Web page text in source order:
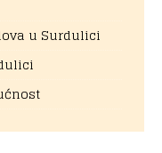
u Surdulici